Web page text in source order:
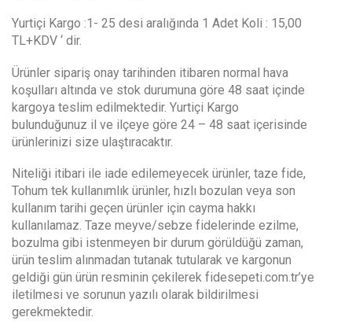
Yurtiçi Kargo :1- 25 desi aralığında 1 Adet Koli : 15,00
TL+KDV ‘ dir.
Ürünler sipariş onay tarihinden itibaren normal hava
koşulları altında ve stok durumuna göre 48 saat içinde
kargoya teslim edilmektedir. Yurtiçi Kargo
bulunduğunuz il ve ilçeye göre 24 – 48 saat içerisinde
ürünlerinizi size ulaştıracaktır.
Niteliği itibari ile iade edilemeyecek ürünler, taze fide,
Tohum tek kullanımlık ürünler, hızlı bozulan veya son
kullanım tarihi geçen ürünler için cayma hakkı
kullanılamaz. Taze meyve/sebze fidelerinde ezilme,
bozulma gibi istenmeyen bir durum görüldüğü zaman,
ürün teslim alınmadan tutanak tutularak ve kargonun
geldiği gün ürün resminin çekilerek fidesepeti.com.tr’ye
iletilmesi ve sorunun yazılı olarak bildirilmesi
gerekmektedir.